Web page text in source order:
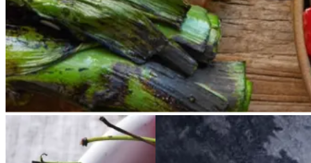
opdrive på disse kanter, men små
nye porrer kan bruges.